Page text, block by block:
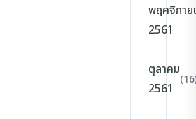
พฤศจิกาย
2561
ตุลาคม
2561